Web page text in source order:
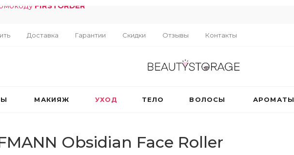
FIRSTORDER
Доставка Гарантии Скидки Отзывы Контакты
МАКИЯЖ УХОД ТЕЛО ВОЛОСЫ АРОМАТЫ
Obsidian Face Roller